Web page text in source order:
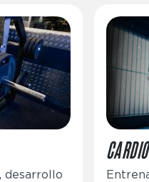
desarrollo
Imagen
CARDIO